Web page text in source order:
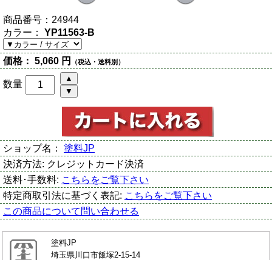
商品番号： 24944
カラー： YP11563-B
価格： 5,060 円 （税込・送料別）
数量
ショップ名： 塗料JP
決済方法: クレジットカード決済
送料･手数料: こちらをご覧下さい
特定商取引法に基づく表記: こちらをご覧下さい
この商品について問い合わせる
塗料JP
埼玉県川口市飯塚2-15-14